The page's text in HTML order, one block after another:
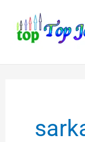
content